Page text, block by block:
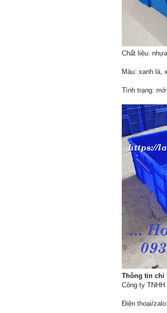
Chất liệu:
Màu: xanh lá,
Tình trạng:
Thông tin chi
Công ty
Điện thoại/